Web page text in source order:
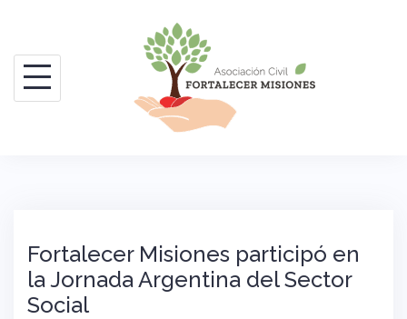
contenido
Fortalecer Misiones participó en
la Jornada Argentina del Sector
Social